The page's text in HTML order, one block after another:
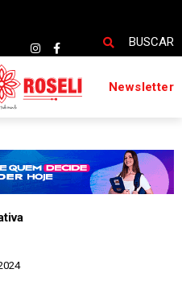
BUSCAR
Newsletter